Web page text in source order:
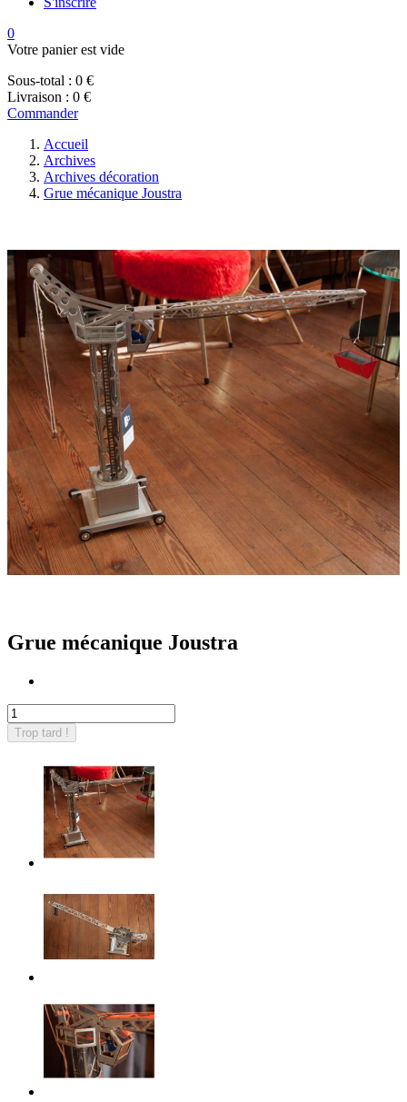
0
Votre panier est vide
Sous-total : 0 €
Livraison : 0 €
Commander
Accueil
Archives
Archives décoration
Grue mécanique Joustra
Grue mécanique Joustra
Trop tard !